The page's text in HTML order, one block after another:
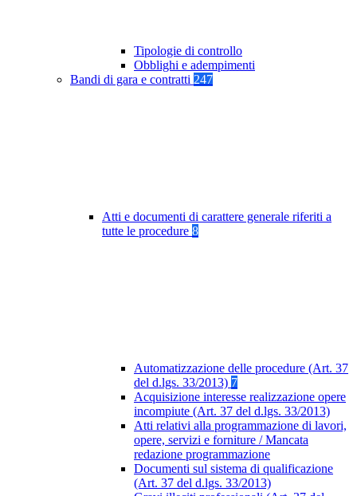
Tipologie di controllo
Obblighi e adempimenti
Bandi di gara e contratti 247
Atti e documenti di carattere generale riferiti a
tutte le procedure 8
Automatizzazione delle procedure (Art. 37
del d.lgs. 33/2013) 7
Acquisizione interesse realizzazione opere
incompiute (Art. 37 del d.lgs. 33/2013)
Atti relativi alla programmazione di lavori,
opere, servizi e forniture / Mancata
redazione programmazione
Documenti sul sistema di qualificazione
(Art. 37 del d.lgs. 33/2013)